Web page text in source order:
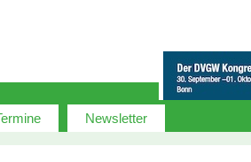
Newsletter